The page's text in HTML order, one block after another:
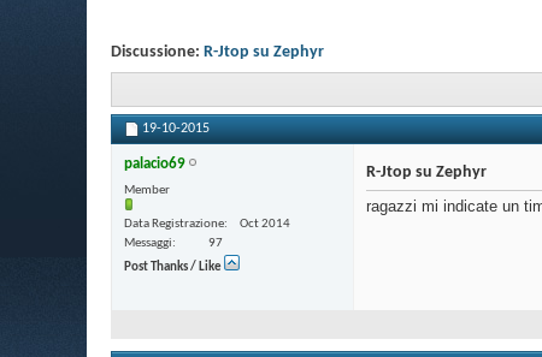
Discussione: R-Jtop su Zephyr
19-10-2015
palacio69
Member
Data Registrazione
Oct 2014
Messaggi
97
Post Thanks / Like
R-Jtop su Zephyr
ragazzi mi indicate un